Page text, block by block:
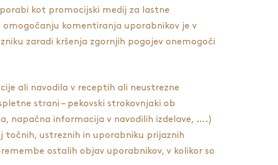
kot promocijski medij za lastne
omogočanju komentiranja uporabnikov je v
zaradi kršenja zgornjih pogojev onemogoči
ali navodila v receptih ali neustrezne
strani – pekovski strokovnjaki ob
napačna informacija v navodilih izdelave, ….)
ustreznih in uporabniku prijaznih
ostalih objav uporabnikov, v kolikor so